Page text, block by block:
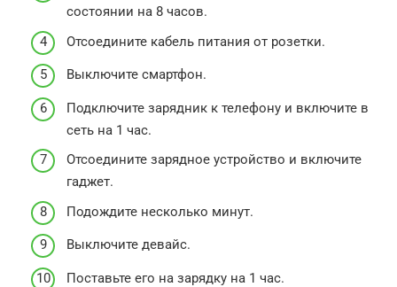
состоянии на 8 часов.
Отсоедините кабель питания от розетки.
Выключите смартфон.
Подключите зарядник к телефону и включите в
сеть на 1 час.
Отсоедините зарядное устройство и включите
гаджет.
Подождите несколько минут.
Выключите девайс.
Поставьте его на зарядку на 1 час.